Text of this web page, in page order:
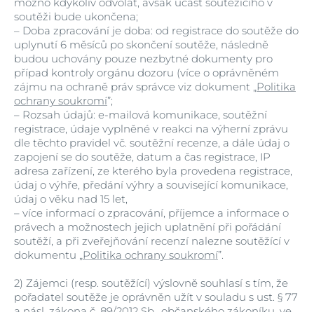
soutěži bude ukončena;
– Doba zpracování je doba: od registrace do soutěže do
uplynutí 6 měsíců po skončení soutěže, následně
budou uchovány pouze nezbytné dokumenty pro
případ kontroly orgánu dozoru (více o oprávněném
zájmu na ochraně práv správce viz dokument „Politika
ochrany soukromí”;
– Rozsah údajů: e-mailová komunikace, soutěžní
registrace, údaje vyplněné v reakci na výherní zprávu
dle těchto pravidel vč. soutěžní recenze, a dále údaj o
zapojení se do soutěže, datum a čas registrace, IP
adresa zařízení, ze kterého byla provedena registrace,
údaj o výhře, předání výhry a související komunikace,
údaj o věku nad 15 let,
– více informací o zpracování, příjemce a informace o
právech a možnostech jejich uplatnění při pořádání
soutěží, a při zveřejňování recenzí nalezne soutěžící v
dokumentu „Politika ochrany soukromí”.
2) Zájemci (resp. soutěžící) výslovně souhlasí s tím, že
pořadatel soutěže je oprávněn užít v souladu s ust. § 77